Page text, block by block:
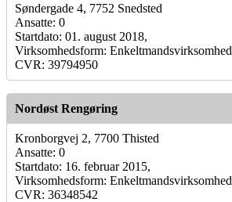
Søndergade 4, 7752 Snedsted
Ansatte: 0
Startdato: 01. august 2018,
Virksomhedsform: Enkeltmandsvirksomhed
CVR: 39794950
Nordøst Rengøring
Kronborgvej 2, 7700 Thisted
Ansatte: 0
Startdato: 16. februar 2015,
Virksomhedsform: Enkeltmandsvirksomhed
CVR: 36348542